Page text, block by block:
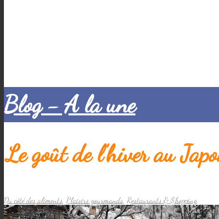
Blog - A la une
Le goût de l’hiver au
Du côté des aliments Plaisirs gourmands Restaurants & Shopping